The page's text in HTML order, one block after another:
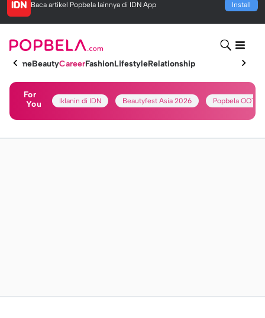
Baca artikel Popbela lainnya di IDN App Install
HomeBeautyCareerFashionLifestyleRelationship
For
You
Iklanin di IDN Beautyfest Asia 2026 Popbela OOTD